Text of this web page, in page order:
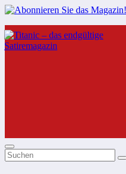
Zum
Inhalt
springen